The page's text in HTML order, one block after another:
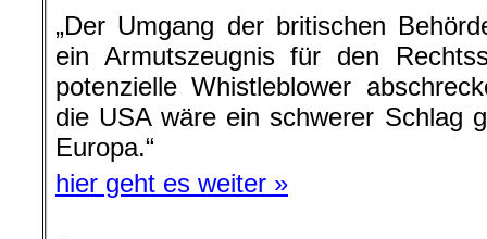
„Der Umgang der britischen
ein Armutszeugnis für den
potenzielle Whistleblower
die USA wäre ein schwerer Schlag
Europa.“
hier geht es weiter »